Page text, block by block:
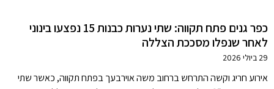
כפר גנים פתח תקווה: שתי נערות כבנות 15 נפצעו בינוני
לאחר שנפלו מסככת הצללה
29 ביולי 2026
אירוע חריג וקשה התרחש ברחוב משה אוירבעך בפתח תקווה, כאשר שתי